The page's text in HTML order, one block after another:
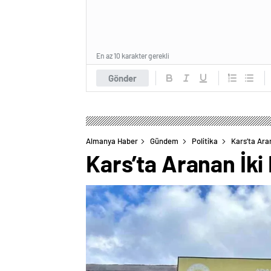
Gönder
En az 10 karakter gerekli
Almanya Haber Gündem Politika Kars’ta
Kars’ta Aranan İki